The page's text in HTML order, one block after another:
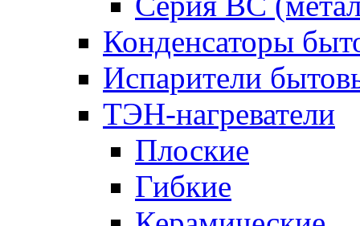
Конденсаторы
Испарители
ТЭН-нагреватели
Плоские
Гибкие